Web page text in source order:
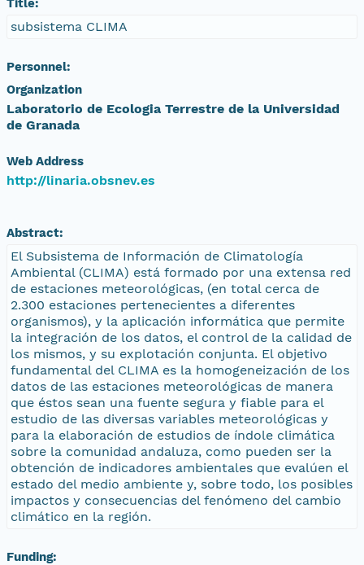
Title:
subsistema CLIMA
Personnel:
Organization
Laboratorio de Ecologia Terrestre de la Universidad
de Granada
Web Address
http://linaria.obsnev.es
Abstract:
El Subsistema de Información de Climatología
Ambiental (CLIMA) está formado por una extensa red
de estaciones meteorológicas, (en total cerca de
2.300 estaciones pertenecientes a diferentes
organismos), y la aplicación informática que permite
la integración de los datos, el control de la calidad de
los mismos, y su explotación conjunta. El objetivo
fundamental del CLIMA es la homogeneización de los
datos de las estaciones meteorológicas de manera
que éstos sean una fuente segura y fiable para el
estudio de las diversas variables meteorológicas y
para la elaboración de estudios de índole climática
sobre la comunidad andaluza, como pueden ser la
obtención de indicadores ambientales que evalúen el
estado del medio ambiente y, sobre todo, los posibles
impactos y consecuencias del fenómeno del cambio
climático en la región.
Funding: